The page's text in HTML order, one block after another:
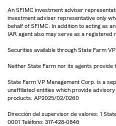
An SFIMC investment adviser
investment adviser representative only
behalf of SFIMC. In addition to acting as
IAR agent also may serve as a registered
Securities available through State Farm
Neither State Farm nor its agents provide
State Farm VP Management Corp. is a
unaffiliated entities which provide
products. AP2025/02/0260
Dirección del supervisor de valores: 1
0001 Teléfono: 317-428-0846